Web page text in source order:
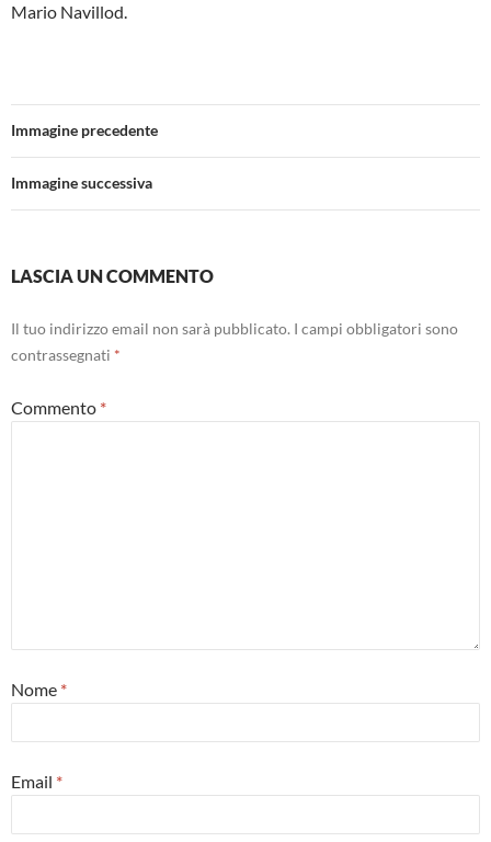
Mario Navillod.
Immagine precedente
Immagine successiva
LASCIA UN COMMENTO
Il tuo indirizzo email non sarà pubblicato. I campi obbligatori sono
contrassegnati *
Commento *
Nome *
Email *